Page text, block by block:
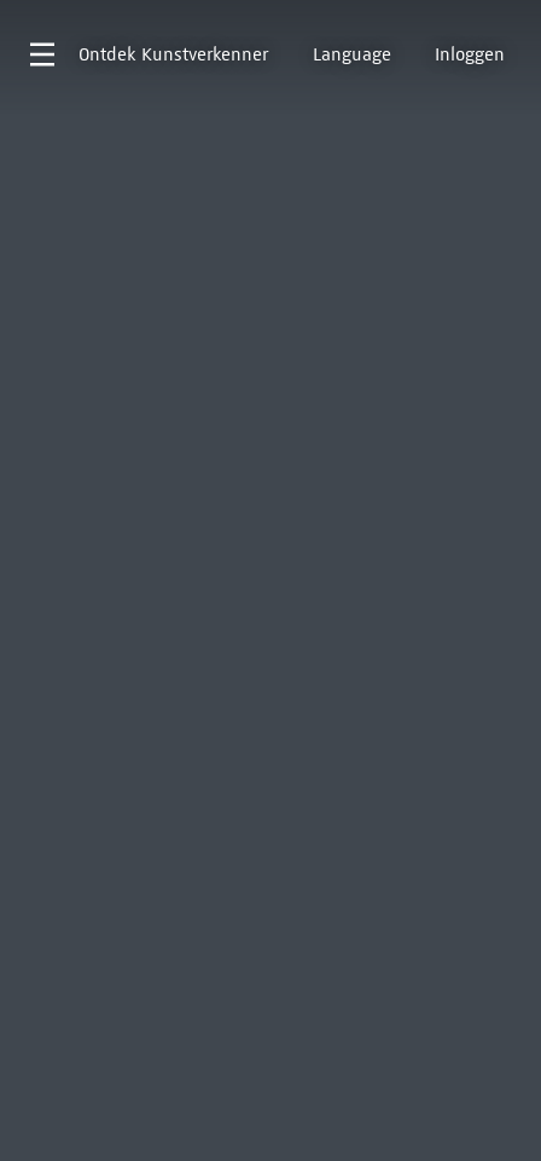
Ontdek Kunstverkenner Language Inloggen